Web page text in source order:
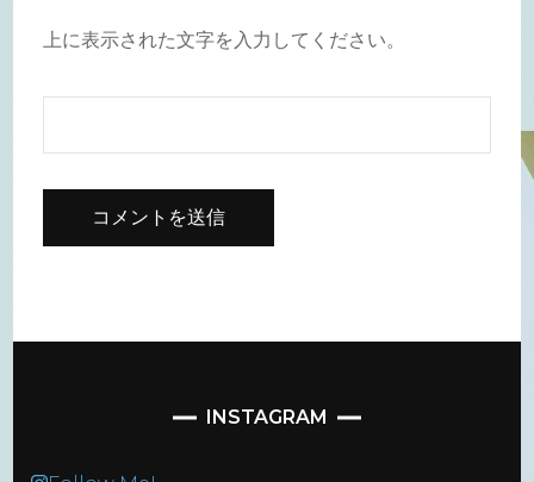
上に表示された文字を入力してください。
INSTAGRAM